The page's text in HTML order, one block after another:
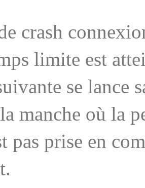
crash
limite est
se lance
manche où la
pas prise en